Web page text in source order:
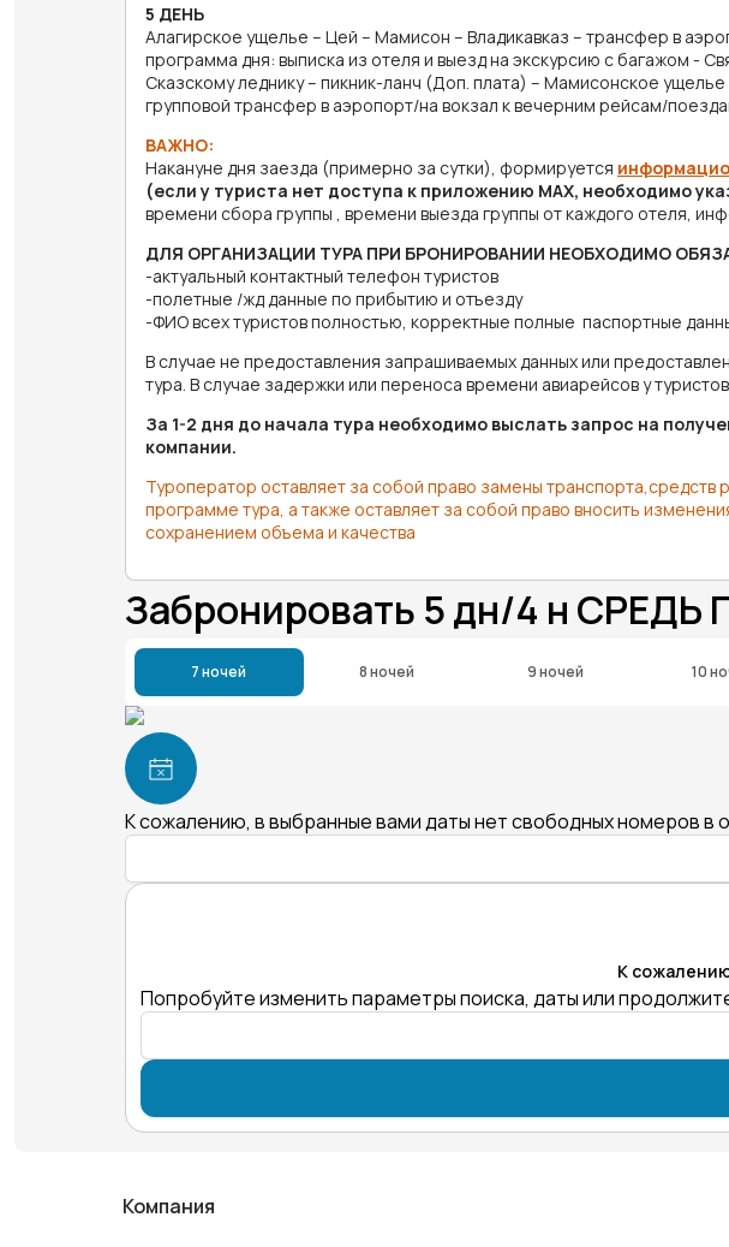
5 ДЕНЬ
Алагирское ущелье – Цей – Мамисон – Владикавказ – трансфер в
программа дня: выписка из отеля и выезд на экскурсию с багажом -
Сказскому леднику – пикник-ланч (Доп. плата) – Мамисонское
групповой трансфер в аэропорт/на вокзал к вечерним рейсам/
ВАЖНО:
Накануне дня заезда (примерно за сутки), формируется
(если у туриста нет доступа к приложению MAX, необходимо
времени сбора группы , времени выезда группы от каждого отеля,
ДЛЯ ОРГАНИЗАЦИИ ТУРА ПРИ БРОНИРОВАНИИ НЕОБХОДИМО
-актуальный контактный телефон туристов
-полетные /жд данные по прибытию и отъезду
-ФИО всех туристов полностью, корректные полные паспортные
В случае не предоставления запрашиваемых данных или
тура. В случае задержки или переноса времени авиарейсов у
За 1-2 дня до начала тура необходимо выслать запрос на
компании.
Туроператор оставляет за собой право замены
программе тура, а также оставляет за собой право вносить
сохранением объема и качества
Забронировать 5 дн/4 н
7 ночей 8 ночей 9 ночей 10
К сожалению, в выбранные вами даты нет свободных номеров в
К
Попробуйте изменить параметры поиска, даты или
Компания